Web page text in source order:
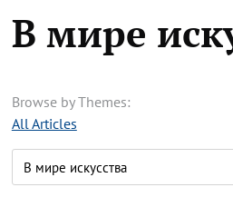
В мире
Browse by Themes:
All Articles